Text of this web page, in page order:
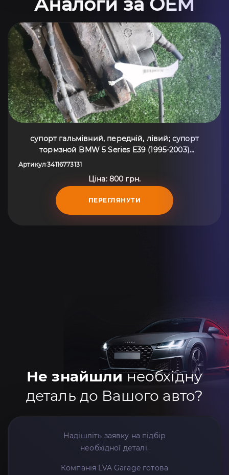
супорт гальмівний, передній, лівий; супорт
тормзной BMW 5 Series E39 (1995-2003)
Артикул:34116773131
Ціна: 800 грн.
ПЕРЕГЛЯНУТИ
Не знайшлинеобхідну
деталь до Вашого авто?
Надішліть заявку на підбір
необхідної деталі.
Компанія LVA Garage готова